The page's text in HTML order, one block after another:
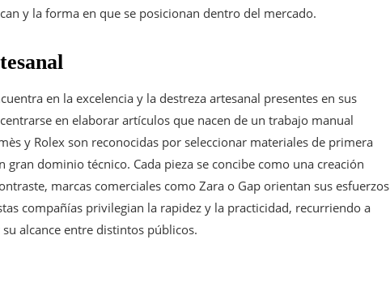
y la forma en que se posicionan dentro del mercado.
en la excelencia y la destreza artesanal presentes en sus
en elaborar artículos que nacen de un trabajo manual
y Rolex son reconocidas por seleccionar materiales de primera
gran dominio técnico. Cada pieza se concibe como una creación
marcas comerciales como Zara o Gap orientan sus esfuerzos
compañías privilegian la rapidez y la practicidad, recurriendo a
alcance entre distintos públicos.